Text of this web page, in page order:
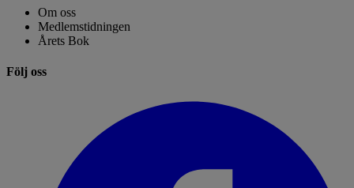
Om oss
Medlemstidningen
Årets Bok
Följ oss